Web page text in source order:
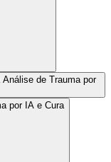
de Trauma por
por IA e Cura